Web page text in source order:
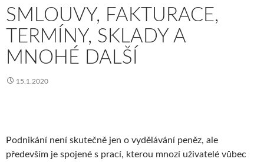
SMLOUVY, FAKTURACE,
TERMÍNY, SKLADY A
MNOHÉ DALŠÍ
15.1.2020
Podnikání není skutečně jen o vydělávání peněz, ale
především je spojené s prací, kterou mnozí uživatelé vůbec